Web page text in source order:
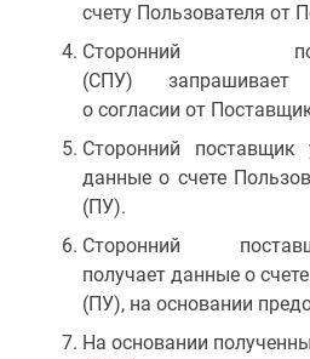
счету Пользователя от
Сторонний
(СПУ)
о согласии от
Сторонний
данные о счете
(ПУ).
Сторонний
получает данные о
(ПУ), на основании
На основании